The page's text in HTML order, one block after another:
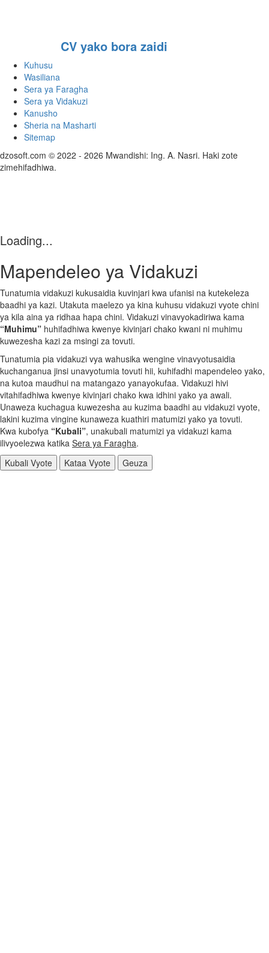
CV yako bora zaidi
Kuhusu
Wasiliana
Sera ya Faragha
Sera ya Vidakuzi
Kanusho
Sheria na Masharti
Sitemap
dzosoft.com © 2022 - 2026 Mwandishi: Ing. A. Nasri. Haki zote
zimehifadhiwa.
Loading...
Mapendeleo ya Vidakuzi
Tunatumia vidakuzi kukusaidia kuvinjari kwa ufanisi na kutekeleza
baadhi ya kazi. Utakuta maelezo ya kina kuhusu vidakuzi vyote chini
ya kila aina ya ridhaa hapa chini. Vidakuzi vinavyokadiriwa kama
“Muhimu” huhifadhiwa kwenye kivinjari chako kwani ni muhimu
kuwezesha kazi za msingi za tovuti.
Tunatumia pia vidakuzi vya wahusika wengine vinavyotusaidia
kuchanganua jinsi unavyotumia tovuti hii, kuhifadhi mapendeleo yako,
na kutoa maudhui na matangazo yanayokufaa. Vidakuzi hivi
vitahifadhiwa kwenye kivinjari chako kwa idhini yako ya awali.
Unaweza kuchagua kuwezesha au kuzima baadhi au vidakuzi vyote,
lakini kuzima vingine kunaweza kuathiri matumizi yako ya tovuti.
Kwa kubofya “Kubali”, unakubali matumizi ya vidakuzi kama
ilivyoelezwa katika Sera ya Faragha.
Kubali Vyote
Kataa Vyote Geuza